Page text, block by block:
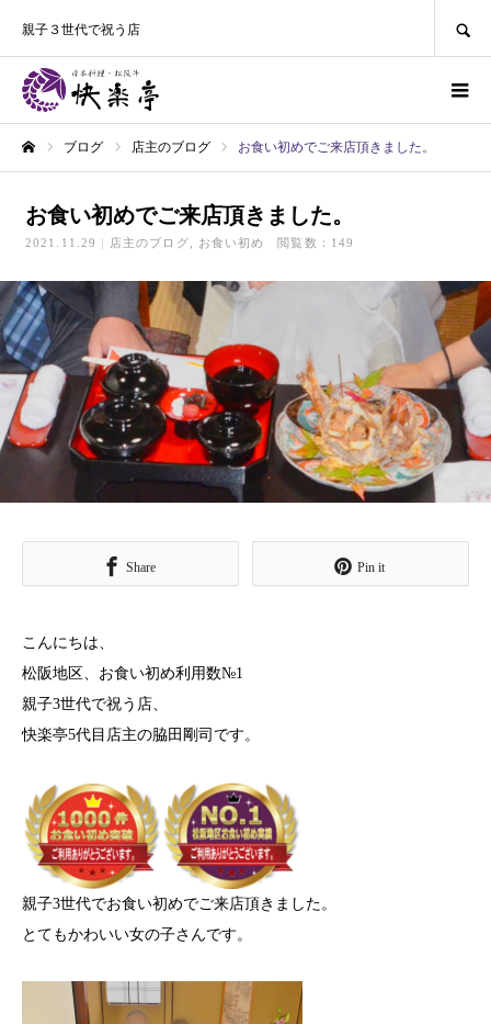
親子３世代で祝う店
ブログ 店主のブログ お食い初めでご来店頂きました。
お食い初めでご来店頂きました。
2021.11.29 店主のブログ お食い初め 閲覧数：149
Share Pin it
こんにちは、
松阪地区、お食い初め利用数№1
親子3世代で祝う店、
快楽亭5代目店主の脇田剛司です。
親子3世代でお食い初めでご来店頂きました。
とてもかわいい女の子さんです。